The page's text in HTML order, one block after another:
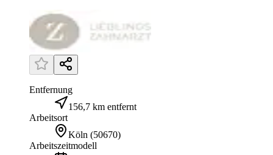
Entfernung
156,7 km entfernt
Arbeitsort
Köln (50670)
Arbeitszeitmodell